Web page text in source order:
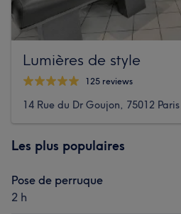
Lumières de style
125 reviews
14 Rue du Dr Goujon, 75012 Paris
Les plus populaires
Pose de perruque
2 h